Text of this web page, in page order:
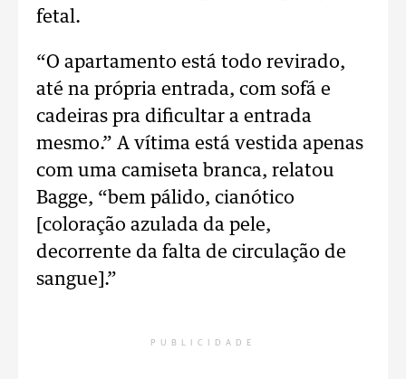
fetal.
“O apartamento está todo revirado,
até na própria entrada, com sofá e
cadeiras pra dificultar a entrada
mesmo.” A vítima está vestida apenas
com uma camiseta branca, relatou
Bagge, “bem pálido, cianótico
[coloração azulada da pele,
decorrente da falta de circulação de
sangue].”
PUBLICIDADE